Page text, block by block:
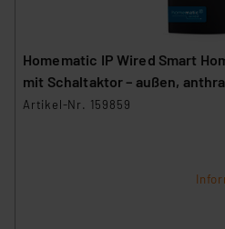
Homematic IP Wired Smart
mit Schaltaktor – außen,
Artikel-Nr. 159859